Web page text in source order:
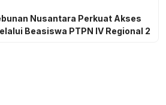
Nusantara Perkuat Akses
Beasiswa PTPN IV Regional 2